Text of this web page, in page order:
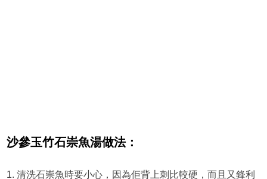
沙參玉竹石崇魚湯做法：
1. 清洗石崇魚時要小心，因為佢背上刺比較硬，而且又鋒利